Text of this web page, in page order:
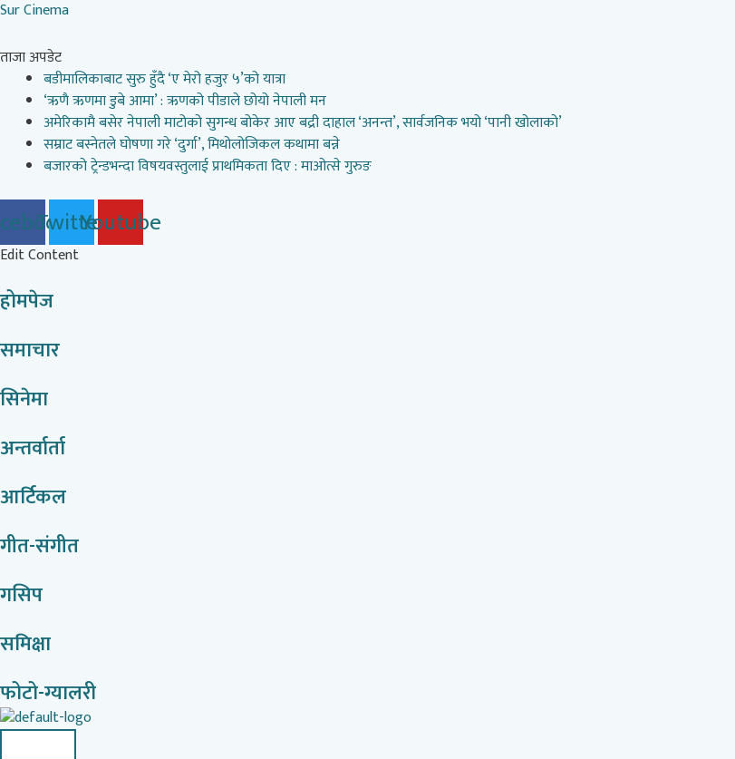
Skip
content
Sur Cinema
ताजा अपडेट
बडीमालिकाबाट सुरु हुँदै ‘ए मेरो हजुर ५’को यात्रा
‘ऋणै ऋणमा डुबे आमा’ : ऋणको पीडाले छोयो नेपाली मन
अमेरिकामै बसेर नेपाली माटोको सुगन्ध बोकेर आए बद्री दाहाल ‘अनन्त’, सार्वजनिक भयो ‘पानी खोलाको’
सम्राट बस्नेतले घोषणा गरे ‘दुर्गा’, मिथोलोजिकल कथामा बन्ने
बजारको ट्रेन्डभन्दा विषयवस्तुलाई प्राथमिकता दिए : माओत्से गुरुङ
TwitterYoutube
Edit Content
होमपेज
समाचार
सिनेमा
अन्तर्वार्ता
आर्टिकल
गीत-संगीत
गसिप
समिक्षा
फोटो-ग्यालरी